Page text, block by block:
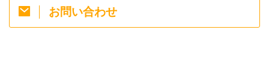
お問い合わせ